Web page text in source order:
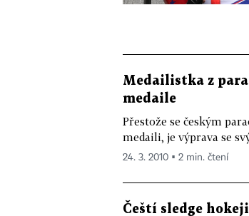
Medailistka z
medaile
Přestože se českým
medaili, je výprava se
24. 3. 2010 ▪ 2 min. čtení
Čeští sledge